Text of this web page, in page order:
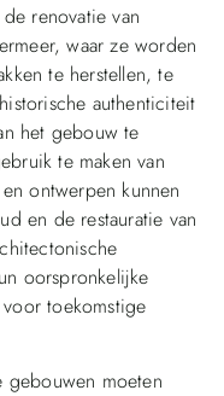
renovatie van
waar ze worden
te herstellen, te
authenticiteit
het gebouw te
te maken van
ontwerpen kunnen
en de restauratie van
oorspronkelijke
toekomstige
gebouwen moeten